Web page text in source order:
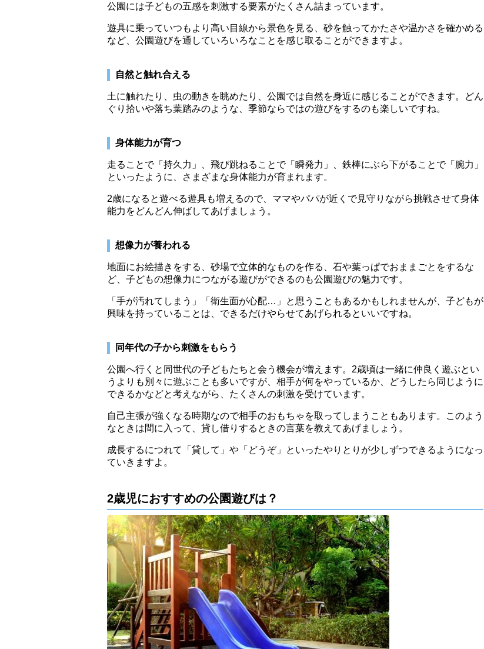
公園には子どもの五感を刺激する要素がたくさん詰まっています。
遊具に乗っていつもより高い目線から景色を見る、砂を触ってかたさや温かさを確かめる
など、公園遊びを通していろいろなことを感じ取ることができますよ。
自然と触れ合える
土に触れたり、虫の動きを眺めたり、公園では自然を身近に感じることができます。どん
ぐり拾いや落ち葉踏みのような、季節ならではの遊びをするのも楽しいですね。
身体能力が育つ
走ることで「持久力」、飛び跳ねることで「瞬発力」、鉄棒にぶら下がることで「腕力」
といったように、さまざまな身体能力が育まれます。
2歳になると遊べる遊具も増えるので、ママやパパが近くで見守りながら挑戦させて身体
能力をどんどん伸ばしてあげましょう。
想像力が養われる
地面にお絵描きをする、砂場で立体的なものを作る、石や葉っぱでおままごとをするな
ど、子どもの想像力につながる遊びができるのも公園遊びの魅力です。
「手が汚れてしまう」「衛生面が心配…」と思うこともあるかもしれませんが、子どもが
興味を持っていることは、できるだけやらせてあげられるといいですね。
同年代の子から刺激をもらう
公園へ行くと同世代の子どもたちと会う機会が増えます。2歳頃は一緒に仲良く遊ぶとい
うよりも別々に遊ぶことも多いですが、相手が何をやっているか、どうしたら同じように
できるかなどと考えながら、たくさんの刺激を受けています。
自己主張が強くなる時期なので相手のおもちゃを取ってしまうこともあります。このよう
なときは間に入って、貸し借りするときの言葉を教えてあげましょう。
成長するにつれて「貸して」や「どうぞ」といったやりとりが少しずつできるようになっ
ていきますよ。
2歳児におすすめの公園遊びは？